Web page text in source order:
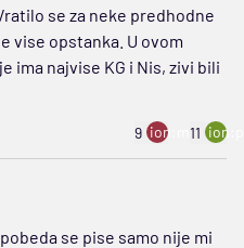
se za neke predhodne
vise opstanka. U ovom
ima najvise KG i Nis, zivi bili
9 ion:minus
11
se pise samo nije mi